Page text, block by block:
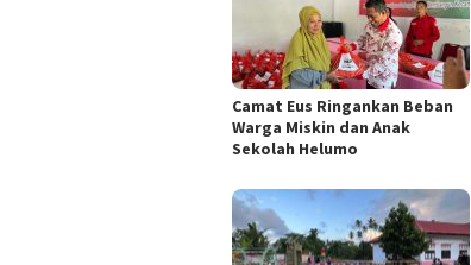
Camat Eus Ringankan Beban
Warga Miskin dan Anak
Sekolah Helumo